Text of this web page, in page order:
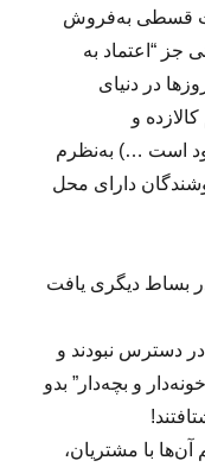
قسطی به‌فروش
جز “اعتماد به
در دنیای
و
است …) به‌نظرم
دارای محل
بساط دیگری یافت
دسترس نبودند و
و بچه‌دار” بدو
آن‌ها با مشتریان،